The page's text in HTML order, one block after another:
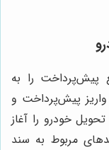
پیش‌پرداخت را به
پیش‌پرداخت و
خودرو را آغاز
مربوط به سند